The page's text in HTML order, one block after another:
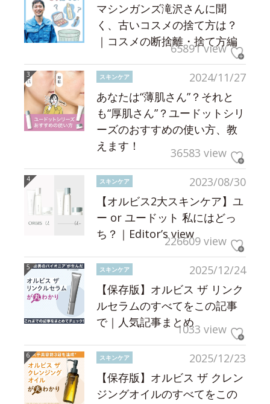
マシンガンズ滝沢さんに聞
く、古いコスメの捨て方は？
｜コスメの断捨離・捨て方編
65891 view
2024/11/27
スキンケア
あなたは“薄肌さん”？それと
も“厚肌さん”？ユードットシリ
ーズのおすすめの使い方、教
えます！
36583 view
2023/08/30
スキンケア
【オルビス2大スキンケア】ユ
ー or ユードット 私にはどっ
ち？｜Editor’s view226609 view
2025/12/24
スキンケア
【保存版】オルビス ザ リンク
ルセラムのすべてをこの記事
で｜人気記事まとめ1033 view
2025/12/23
スキンケア
【保存版】オルビス ザ クレン
ジングオイルのすべてをこの